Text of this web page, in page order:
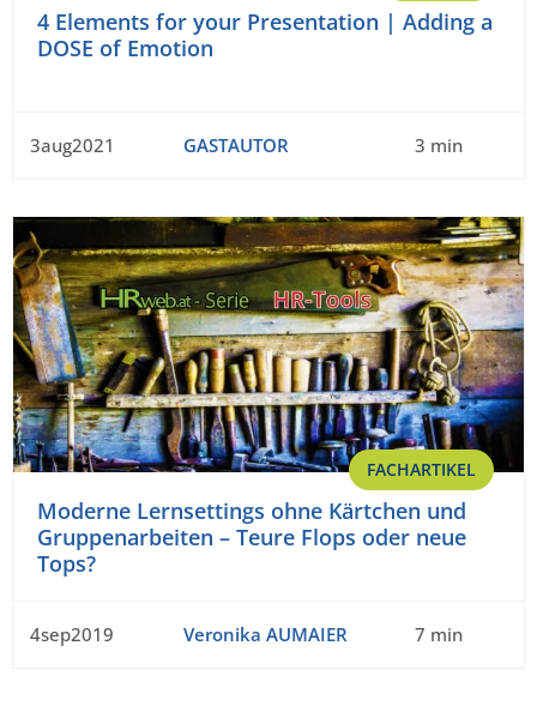
4 Elements for your Presentation | Adding a
DOSE of Emotion
3aug2021 GASTAUTOR 3 min
FACHARTIKEL
Moderne Lernsettings ohne Kärtchen und
Gruppenarbeiten – Teure Flops oder neue
Tops?
4sep2019 Veronika AUMAIER 7 min